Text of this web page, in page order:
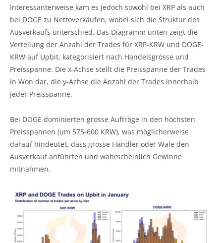
Interessanterweise kam es jedoch sowohl bei XRP als auch
bei DOGE zu Nettoverkäufen, wobei sich die Struktur des
Ausverkaufs unterschied. Das Diagramm unten zeigt die
Verteilung der Anzahl der Trades für XRP-KRW und DOGE-
KRW auf Upbit, kategorisiert nach Handelsgrösse und
Preisspanne. Die x-Achse stellt die Preisspanne der Trades
in Won dar, die y-Achse die Anzahl der Trades innerhalb
jeder Preisspanne.
Bei DOGE dominierten grosse Aufträge in den höchsten
Preisspannen (um 575-600 KRW), was möglicherweise
darauf hindeutet, dass grosse Händler oder Wale den
Ausverkauf anführten und wahrscheinlich Gewinne
mitnahmen.